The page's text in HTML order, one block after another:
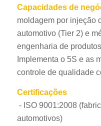
Capacidades de
moldagem por injeção
automotivo (Tier 2) e
engenharia de
Implementa o 5S e as
controle de qualidade
Certificações
- ISO 9001:2008
automotivos)